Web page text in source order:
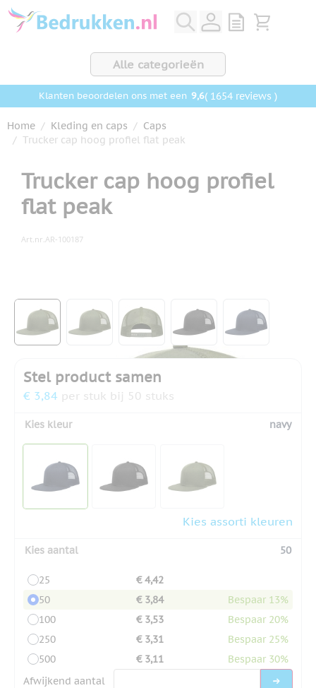
Ga naar de inhoud
View quote,
Bekijk
Alle categorieën
Klanten beoordelen ons met een 9,6( 1654 reviews )
Home / Kleding en caps / Caps
/ Trucker cap hoog profiel flat peak
Trucker cap hoog profiel
flat peak
Art.nr. AR-100187
View larger image
View larger imageView larger imageView larger image
View larger
Stel product samen
€ 3,84 per stuk bij 50 stuks
Kies kleur navy
Kies assorti kleuren
Kies aantal 50
25
€ 4,42
50
€ 3,84
Bespaar 13%
100
€ 3,53
Bespaar 20%
250
€ 3,31
Bespaar 25%
500
€ 3,11
Bespaar 30%
Afwijkend aantal